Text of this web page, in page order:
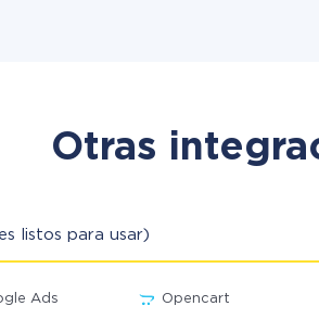
Otras
listos para usar)
Ads Opencart